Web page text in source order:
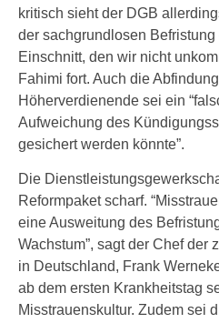
kritisch sieht der DGB
der sachgrundlosen
Einschnitt, den wir nicht
Fahimi fort. Auch die
Höherverdienende sei ein
Aufweichung des
gesichert werden könnte”.
Die
Reformpaket scharf.
eine Ausweitung des
Wachstum”, sagt der Chef der
in Deutschland, Frank
ab dem ersten Krankheitstag
Misstrauenskultur. Zudem sei